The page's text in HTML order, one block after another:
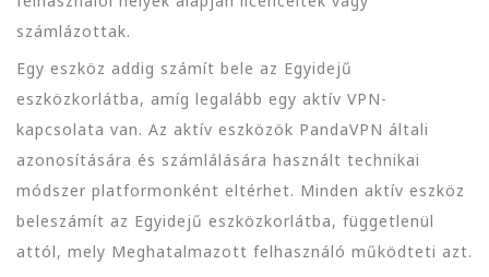
számlázottak.
Egy eszköz addig számít bele az Egyidejű
eszközkorlátba, amíg legalább egy aktív VPN-
kapcsolata van. Az aktív eszközök PandaVPN általi
azonosítására és számlálására használt technikai
módszer platformonként eltérhet. Minden aktív eszköz
beleszámít az Egyidejű eszközkorlátba, függetlenül
attól, mely Meghatalmazott felhasználó működteti azt.